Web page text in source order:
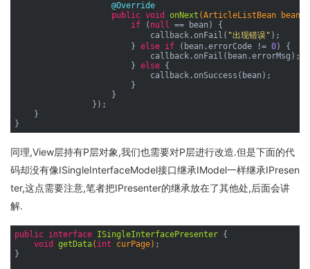
@Override
public void onNext (ArticleListBean bean)
if ( null == bean) {
                            callback.onFail(
"出现错误" );
                        }
else if (bean.errorCode != 0) {
                            callback.onFail(bean.errorMsg);
                        }
else {
                            callback.onSuccess(bean);
                        }
                    }
                });
    }
同理,View层持有P层对象,我们也需要对P层进行改造.但是下面的代
码却没有像ISingleInterfaceModel接口继承IModel一样继承IPresen
ter,这点需要注意,笔者把IPresenter的继承放在了其他处,后面会讲
解.
public interface ISingleInterfacePresenter {
void
getData( int curPage) ;
}